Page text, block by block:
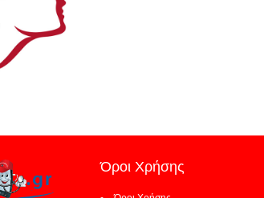
Όροι Χρήσης